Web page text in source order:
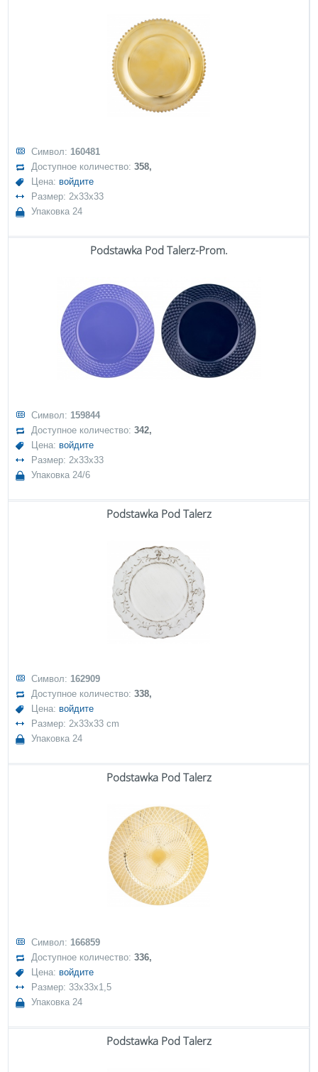
Символ: 160481
Доступное количество:358,
Цена: войдите
Размер: 2x33x33
Упаковка 24
Podstawka Pod Talerz-Prom.
Символ: 159844
Доступное количество:342,
Цена: войдите
Размер: 2x33x33
Упаковка 24/6
Podstawka Pod Talerz
Символ: 162909
Доступное количество:338,
Цена: войдите
Размер: 2x33x33 cm
Упаковка 24
Podstawka Pod Talerz
Символ: 166859
Доступное количество:336,
Цена: войдите
Размер: 33x33x1,5
Упаковка 24
Podstawka Pod Talerz